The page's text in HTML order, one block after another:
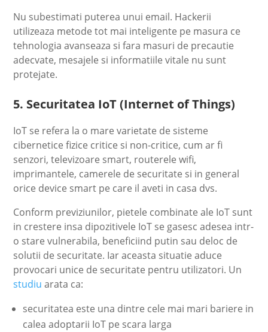
Nu subestimati puterea unui email. Hackerii
utilizeaza metode tot mai inteligente pe masura ce
tehnologia avanseaza si fara masuri de precautie
adecvate, mesajele si informatiile vitale nu sunt
protejate.
5. Securitatea IoT (Internet of Things)
IoT se refera la o mare varietate de sisteme
cibernetice fizice critice si non-critice, cum ar fi
senzori, televizoare smart, routerele wifi,
imprimantele, camerele de securitate si in general
orice device smart pe care il aveti in casa dvs.
Conform previziunilor, pietele combinate ale IoT sunt
in crestere insa dipozitivele IoT se gasesc adesea intr-
o stare vulnerabila, beneficiind putin sau deloc de
solutii de securitate. Iar aceasta situatie aduce
provocari unice de securitate pentru utilizatori. Un
studiu arata ca:
securitatea este una dintre cele mai mari bariere in
calea adoptarii IoT pe scara larga